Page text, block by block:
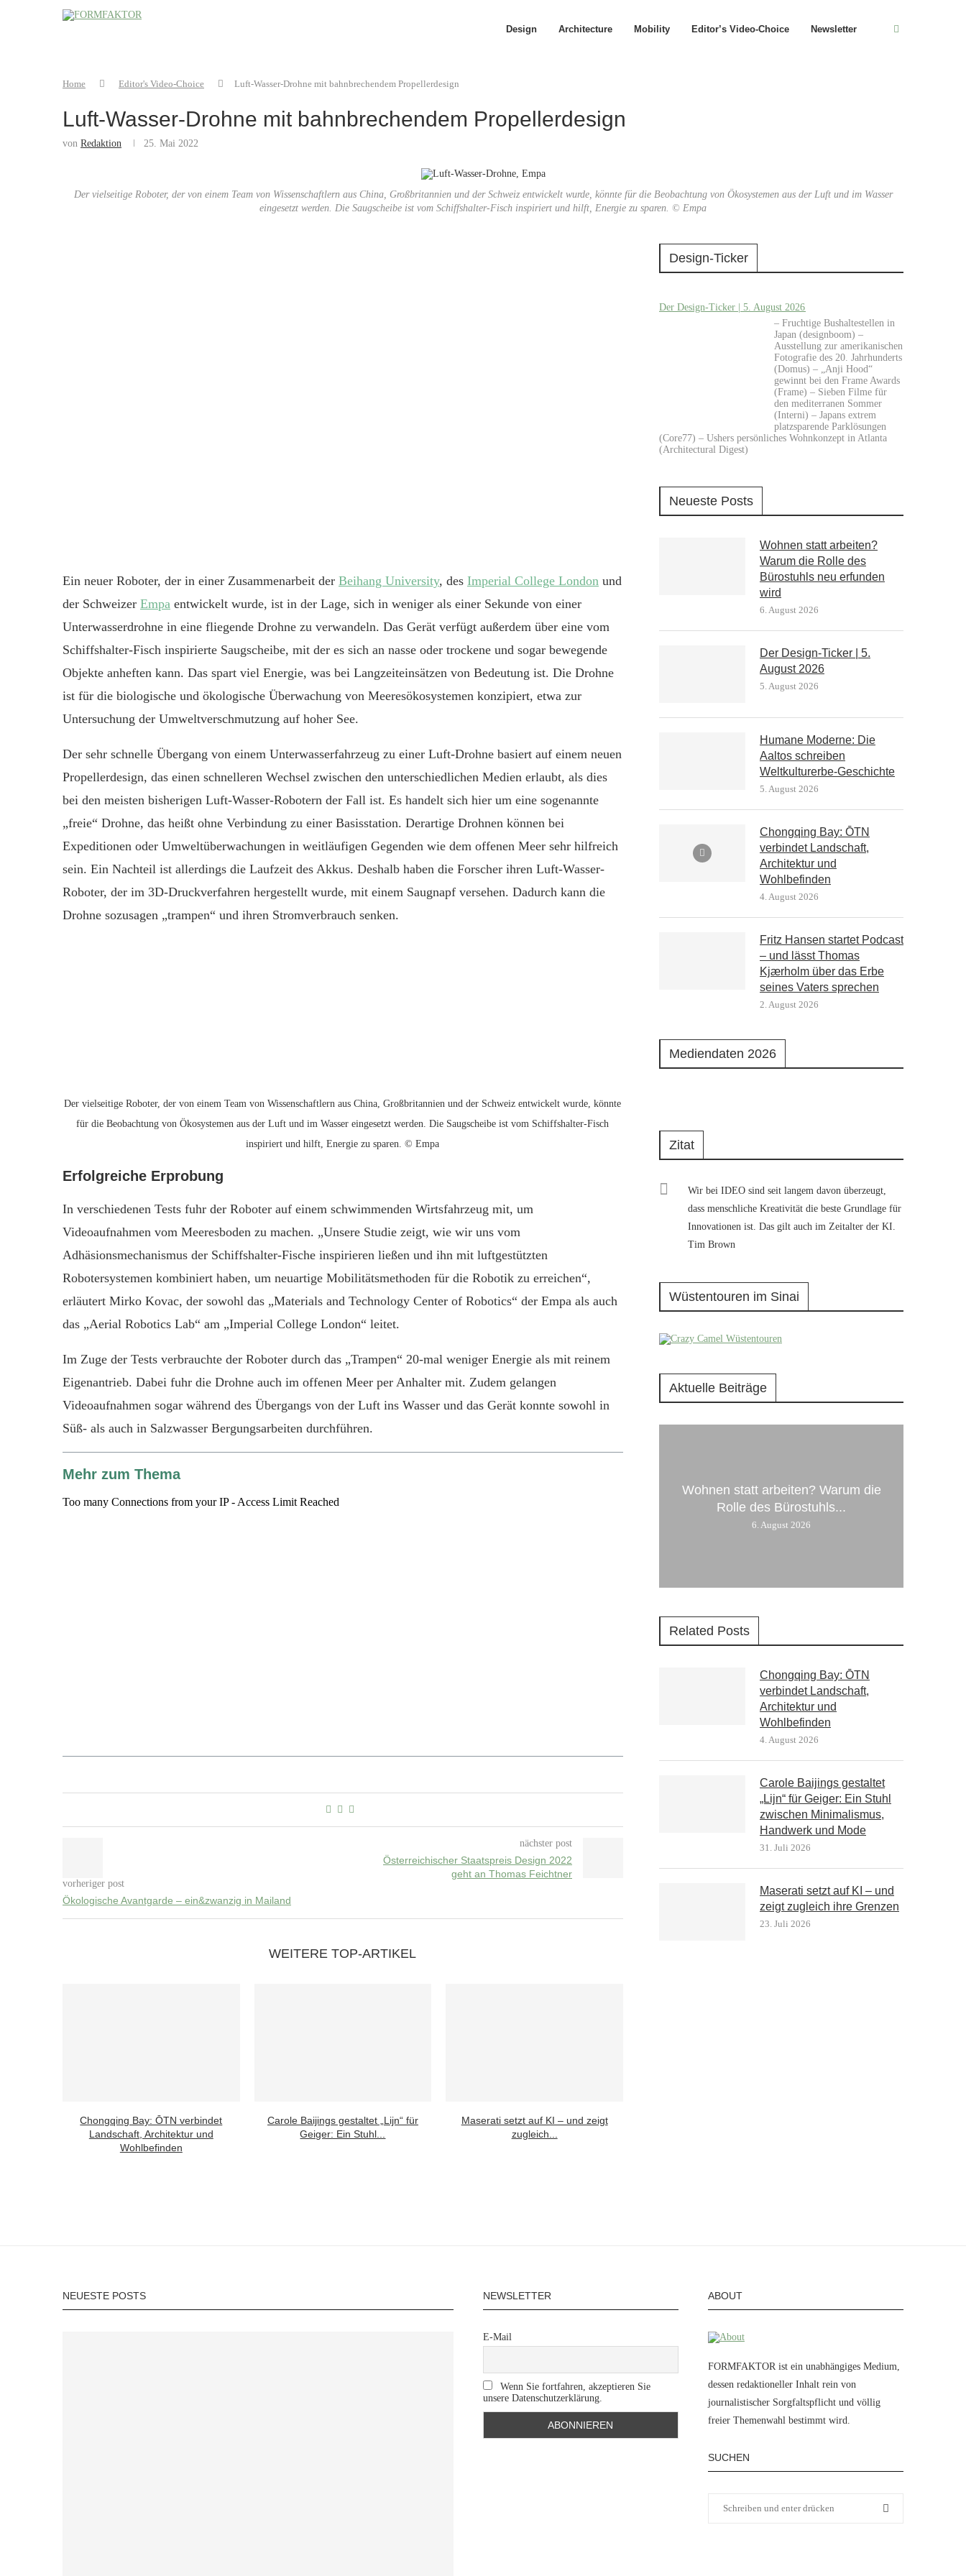
Design Architecture Mobility Editor’s Video-Choice Newsletter
Home Editor's Video-Choice Luft-Wasser-Drohne mit bahnbrechendem Propellerdesign
Luft-Wasser-Drohne mit bahnbrechendem Propellerdesign
von Redaktion 25. Mai 2022
Der vielseitige Roboter, der von einem Team von Wissenschaftlern aus China, Großbritannien und der Schweiz entwickelt wurde, könnte für die Beobachtung von Ökosystemen aus der Luft und im Wasser
eingesetzt werden. Die Saugscheibe ist vom Schiffshalter-Fisch inspiriert und hilft, Energie zu sparen. © Empa
Ein neuer Roboter, der in einer Zusammenarbeit der Beihang University, des Imperial College London und
der Schweizer Empa entwickelt wurde, ist in der Lage, sich in weniger als einer Sekunde von einer
Unterwasserdrohne in eine fliegende Drohne zu verwandeln. Das Gerät verfügt außerdem über eine vom
Schiffshalter-Fisch inspirierte Saugscheibe, mit der es sich an nasse oder trockene und sogar bewegende
Objekte anheften kann. Das spart viel Energie, was bei Langzeiteinsätzen von Bedeutung ist. Die Drohne
ist für die biologische und ökologische Überwachung von Meeresökosystemen konzipiert, etwa zur
Untersuchung der Umweltverschmutzung auf hoher See.
Der sehr schnelle Übergang von einem Unterwasserfahrzeug zu einer Luft-Drohne basiert auf einem neuen
Propellerdesign, das einen schnelleren Wechsel zwischen den unterschiedlichen Medien erlaubt, als dies
bei den meisten bisherigen Luft-Wasser-Robotern der Fall ist. Es handelt sich hier um eine sogenannte
„freie“ Drohne, das heißt ohne Verbindung zu einer Basisstation. Derartige Drohnen können bei
Expeditionen oder Umweltüberwachungen in weitläufigen Gegenden wie dem offenen Meer sehr hilfreich
sein. Ein Nachteil ist allerdings die Laufzeit des Akkus. Deshalb haben die Forscher ihren Luft-Wasser-
Roboter, der im 3D-Druckverfahren hergestellt wurde, mit einem Saugnapf versehen. Dadurch kann die
Drohne sozusagen „trampen“ und ihren Stromverbrauch senken.
Der vielseitige Roboter, der von einem Team von Wissenschaftlern aus China, Großbritannien und der Schweiz entwickelt wurde, könnte
für die Beobachtung von Ökosystemen aus der Luft und im Wasser eingesetzt werden. Die Saugscheibe ist vom Schiffshalter-Fisch
inspiriert und hilft, Energie zu sparen. © Empa
Erfolgreiche Erprobung
In verschiedenen Tests fuhr der Roboter auf einem schwimmenden Wirtsfahrzeug mit, um
Videoaufnahmen vom Meeresboden zu machen. „Unsere Studie zeigt, wie wir uns vom
Adhäsionsmechanismus der Schiffshalter-Fische inspirieren ließen und ihn mit luftgestützten
Robotersystemen kombiniert haben, um neuartige Mobilitätsmethoden für die Robotik zu erreichen“,
erläutert Mirko Kovac, der sowohl das „Materials and Technology Center of Robotics“ der Empa als auch
das „Aerial Robotics Lab“ am „Imperial College London“ leitet.
Im Zuge der Tests verbrauchte der Roboter durch das „Trampen“ 20-mal weniger Energie als mit reinem
Eigenantrieb. Dabei fuhr die Drohne auch im offenen Meer per Anhalter mit. Zudem gelangen
Videoaufnahmen sogar während des Übergangs von der Luft ins Wasser und das Gerät konnte sowohl in
Süß- als auch in Salzwasser Bergungsarbeiten durchführen.
Mehr zum Thema
vorheriger post
Ökologische Avantgarde – ein&zwanzig in Mailand
nächster post
Österreichischer Staatspreis Design 2022
geht an Thomas Feichtner
WEITERE TOP-ARTIKEL
Chongqing Bay: ŌTN verbindet
Landschaft, Architektur und
Wohlbefinden
Carole Baijings gestaltet „Lijn“ für
Geiger: Ein Stuhl...
Maserati setzt auf KI – und zeigt
zugleich...
Design-Ticker
Der Design-Ticker | 5. August 2026
– Fruchtige Bushaltestellen in
Japan (designboom) –
Ausstellung zur amerikanischen
Fotografie des 20. Jahrhunderts
(Domus) – „Anji Hood“
gewinnt bei den Frame Awards
(Frame) – Sieben Filme für
den mediterranen Sommer
(Interni) – Japans extrem
platzsparende Parklösungen
(Core77) – Ushers persönliches Wohnkonzept in Atlanta
(Architectural Digest)
Neueste Posts
Wohnen statt arbeiten?
Warum die Rolle des
Bürostuhls neu erfunden
wird
6. August 2026
Der Design-Ticker | 5.
August 2026
5. August 2026
Humane Moderne: Die
Aaltos schreiben
Weltkulturerbe-Geschichte
5. August 2026
Chongqing Bay: ŌTN
verbindet Landschaft,
Architektur und
Wohlbefinden
4. August 2026
Fritz Hansen startet Podcast
– und lässt Thomas
Kjærholm über das Erbe
seines Vaters sprechen
2. August 2026
Mediendaten 2026
Zitat
Wir bei IDEO sind seit langem davon überzeugt,
dass menschliche Kreativität die beste Grundlage für
Innovationen ist. Das gilt auch im Zeitalter der KI.
Tim Brown
Wüstentouren im Sinai
Aktuelle Beiträge
Wohnen statt arbeiten? Warum die
Rolle des Bürostuhls...
6. August 2026
Related Posts
Chongqing Bay: ŌTN
verbindet Landschaft,
Architektur und
Wohlbefinden
4. August 2026
Carole Baijings gestaltet
„Lijn“ für Geiger: Ein Stuhl
zwischen Minimalismus,
Handwerk und Mode
31. Juli 2026
Maserati setzt auf KI – und
zeigt zugleich ihre Grenzen
23. Juli 2026
NEUESTE POSTS NEWSLETTER
E-Mail
Wenn Sie fortfahren, akzeptieren Sie
unsere Datenschutzerklärung.
ABOUT
FORMFAKTOR ist ein unabhängiges Medium,
dessen redaktioneller Inhalt rein von
journalistischer Sorgfaltspflicht und völlig
freier Themenwahl bestimmt wird.
SUCHEN